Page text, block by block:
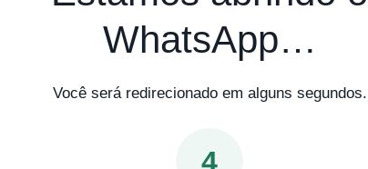
WhatsApp…
Você será redirecionado em alguns segundos.
4